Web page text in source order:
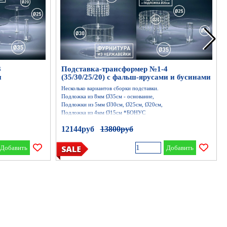
20см - 1шт
Добавить
Подставка-трансформер №1-4
(35/30/25/20) с фальш-ярусами и бусинами
Несколько вариантов сборки подставки.
Подложка из 8мм Ø35см - основание,
Подложки из 5мм Ø30см, Ø25см, Ø20см,
Подложка из 4мм Ø15см *БОНУС
Стержень 30мм -12см - 2шт (бонус), 15см- 1шт, 20см - 1шт
Круглый фальш-ярус Ø20см h12см
Бусины из стекла - 125штук
12144руб Цена без скидки
13800руб
Добавить